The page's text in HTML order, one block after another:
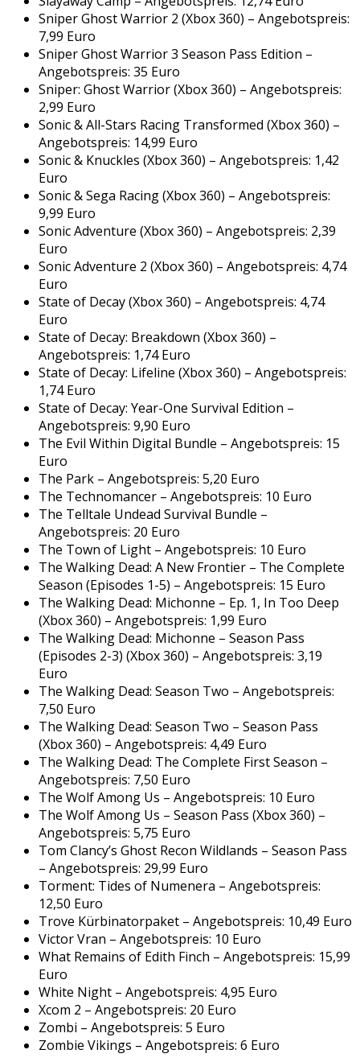
Sniper Ghost Warrior 2 (Xbox 360) – Angebotspreis:
7,99 Euro
Sniper Ghost Warrior 3 Season Pass Edition –
Angebotspreis: 35 Euro
Sniper: Ghost Warrior (Xbox 360) – Angebotspreis:
2,99 Euro
Sonic & All-Stars Racing Transformed (Xbox 360) –
Angebotspreis: 14,99 Euro
Sonic & Knuckles (Xbox 360) – Angebotspreis: 1,42
Euro
Sonic & Sega Racing (Xbox 360) – Angebotspreis:
9,99 Euro
Sonic Adventure (Xbox 360) – Angebotspreis: 2,39
Euro
Sonic Adventure 2 (Xbox 360) – Angebotspreis: 4,74
Euro
State of Decay (Xbox 360) – Angebotspreis: 4,74
Euro
State of Decay: Breakdown (Xbox 360) –
Angebotspreis: 1,74 Euro
State of Decay: Lifeline (Xbox 360) – Angebotspreis:
1,74 Euro
State of Decay: Year-One Survival Edition –
Angebotspreis: 9,90 Euro
The Evil Within Digital Bundle – Angebotspreis: 15
Euro
The Park – Angebotspreis: 5,20 Euro
The Technomancer – Angebotspreis: 10 Euro
The Telltale Undead Survival Bundle –
Angebotspreis: 20 Euro
The Town of Light – Angebotspreis: 10 Euro
The Walking Dead: A New Frontier – The Complete
Season (Episodes 1-5) – Angebotspreis: 15 Euro
The Walking Dead: Michonne – Ep. 1, In Too Deep
(Xbox 360) – Angebotspreis: 1,99 Euro
The Walking Dead: Michonne – Season Pass
(Episodes 2-3) (Xbox 360) – Angebotspreis: 3,19
Euro
The Walking Dead: Season Two – Angebotspreis:
7,50 Euro
The Walking Dead: Season Two – Season Pass
(Xbox 360) – Angebotspreis: 4,49 Euro
The Walking Dead: The Complete First Season –
Angebotspreis: 7,50 Euro
The Wolf Among Us – Angebotspreis: 10 Euro
The Wolf Among Us – Season Pass (Xbox 360) –
Angebotspreis: 5,75 Euro
Tom Clancy’s Ghost Recon Wildlands – Season Pass
– Angebotspreis: 29,99 Euro
Torment: Tides of Numenera – Angebotspreis:
12,50 Euro
Trove Kürbinatorpaket – Angebotspreis: 10,49 Euro
Victor Vran – Angebotspreis: 10 Euro
What Remains of Edith Finch – Angebotspreis: 15,99
Euro
White Night – Angebotspreis: 4,95 Euro
Xcom 2 – Angebotspreis: 20 Euro
Zombi – Angebotspreis: 5 Euro
Zombie Vikings – Angebotspreis: 6 Euro